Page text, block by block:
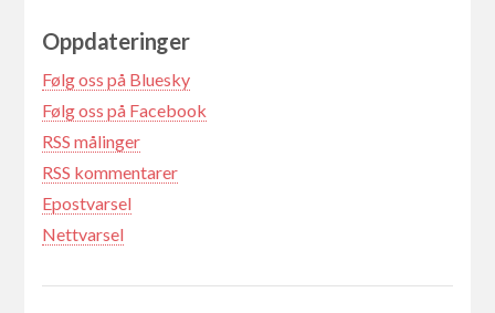
Oppdateringer
Følg oss på Bluesky
Følg oss på Facebook
RSS målinger
RSS kommentarer
Epostvarsel
Nettvarsel